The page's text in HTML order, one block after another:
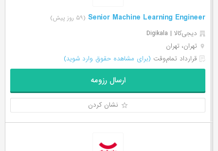
Senior Machine Learning Engineer (۵۹ روز پیش)
دیجی‌‌کالا | Digikala
تهران، تهران
قرارداد تمام‌وقت (برای مشاهده حقوق وارد شوید)
ارسال رزومه
نشان کردن